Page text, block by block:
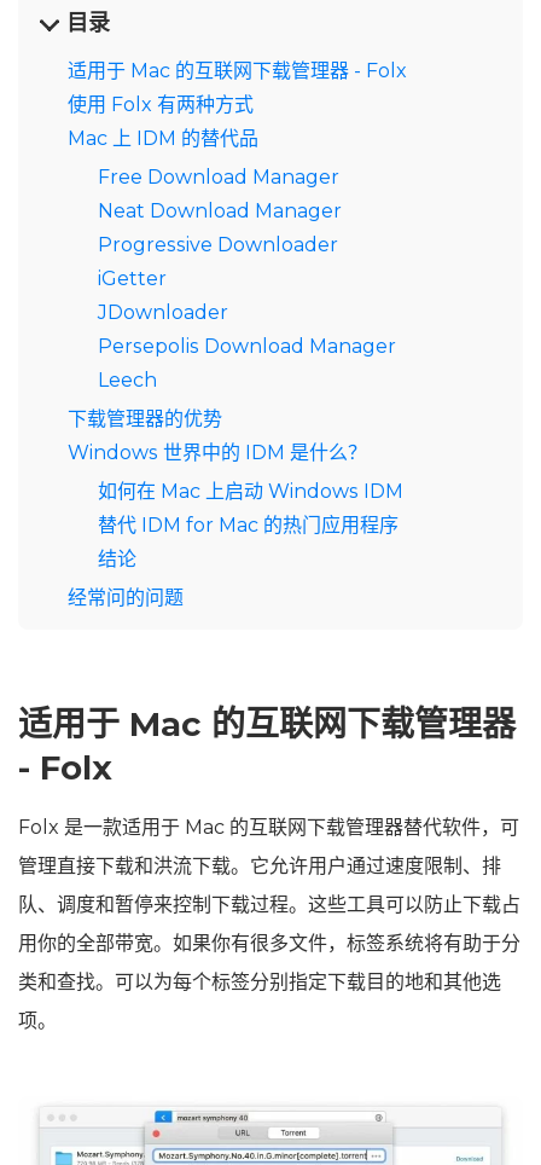
目录
适用于 Mac 的互联网下载管理器 - Folx
使用 Folx 有两种方式
Mac 上 IDM 的替代品
Free Download Manager
Neat Download Manager
Progressive Downloader
iGetter
JDownloader
Persepolis Download Manager
Leech
下载管理器的优势
Windows 世界中的 IDM 是什么？
如何在 Mac 上启动 Windows IDM
替代 IDM for Mac 的热门应用程序
结论
经常问的问题
适用于 Mac 的互联网下载管理器
- Folx
Folx 是一款适用于 Mac 的互联网下载管理器替代软件，可
管理直接下载和洪流下载。它允许用户通过速度限制、排
队、调度和暂停来控制下载过程。这些工具可以防止下载占
用你的全部带宽。如果你有很多文件，标签系统将有助于分
类和查找。可以为每个标签分别指定下载目的地和其他选
项。